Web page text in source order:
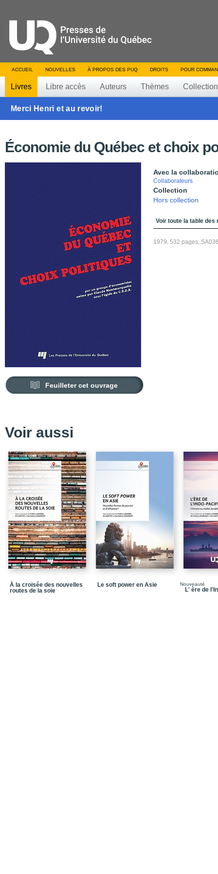
ACCUEIL NOUVELLES À PROPOS DES PUQ DROITS POUR
Livres Libre accès Auteurs Thèmes
Merci Henri et au revoir!
Économie du Québec et choix
Feuilleter cet ouvrage
Avec la
Collaborateurs
Collection
Hors collection
Table des matières
Voir toute la table des
1979, 532 pages,
Voir aussi
À la croisée des nouvelles
routes de la soie
Le soft power en Asie Nouveauté
L' ère de